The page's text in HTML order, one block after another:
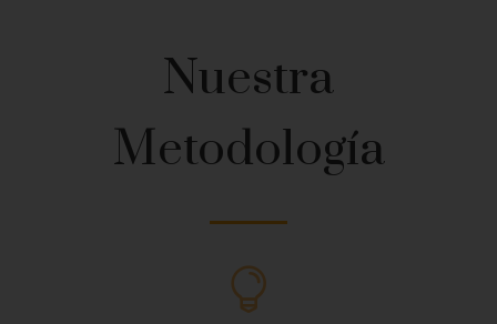
Nuestra
Metodología
